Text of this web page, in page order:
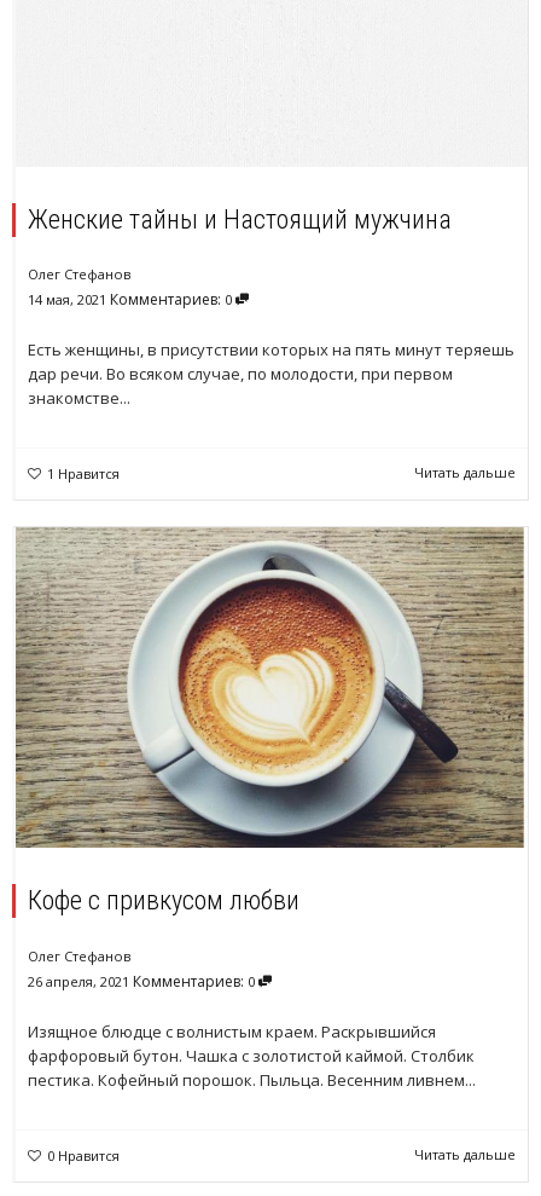
Женские тайны и Настоящий мужчина
Олег Стефанов
14 мая, 2021 Комментариев: 0
Есть женщины, в присутствии которых на пять минут теряешь
дар речи. Во всяком случае, по молодости, при первом
знакомстве...
1 Нравится Читать дальше
Кофе с привкусом любви
Олег Стефанов
26 апреля, 2021 Комментариев: 0
Изящное блюдце с волнистым краем. Раскрывшийся
фарфоровый бутон. Чашка с золотистой каймой. Столбик
пестика. Кофейный порошок. Пыльца. Весенним ливнем...
0 Нравится Читать дальше